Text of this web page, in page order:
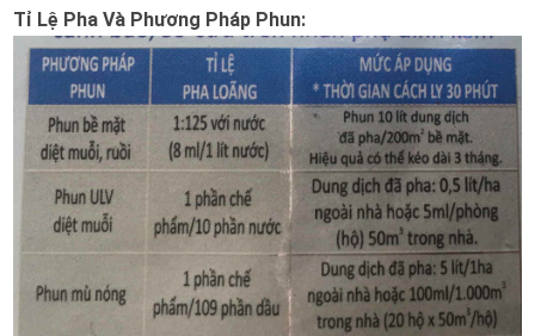
Tỉ Lệ Pha Và Phương Pháp Phun: